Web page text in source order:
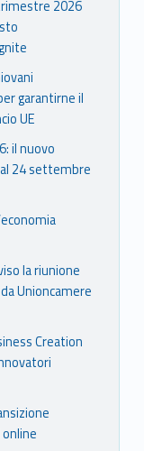
2026
garantirne il
UE
il nuovo
24 settembre
la riunione
Unioncamere
Creation